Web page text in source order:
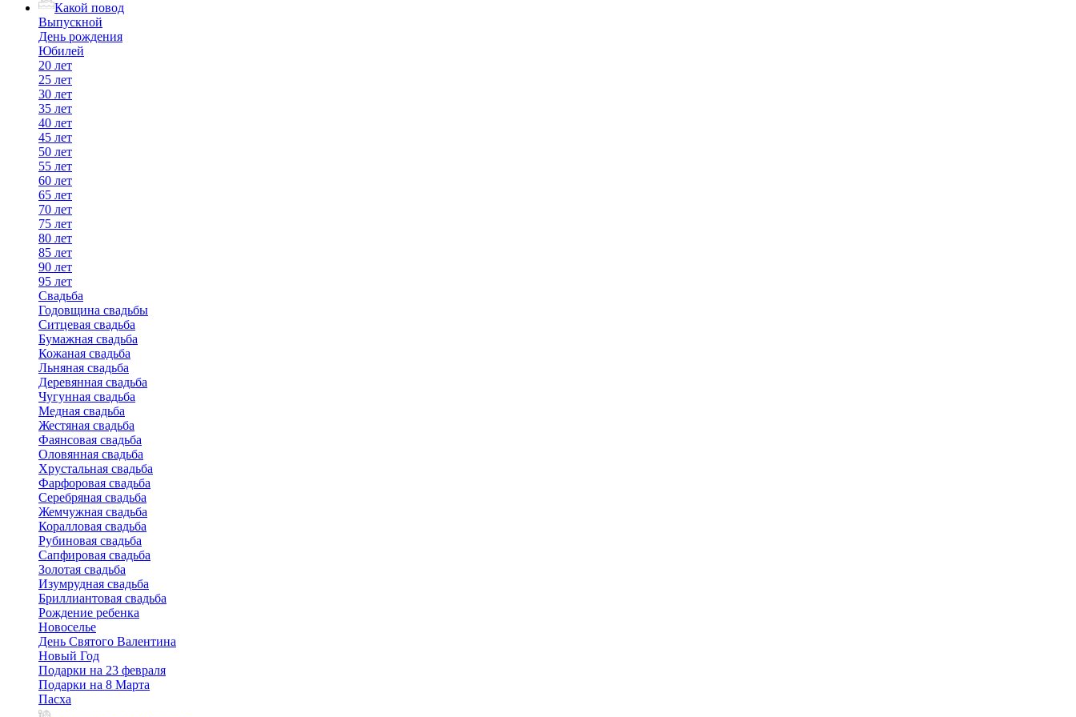
Какой повод
Выпускной
День рождения
Юбилей
20 лет
25 лет
30 лет
35 лет
40 лет
45 лет
50 лет
55 лет
60 лет
65 лет
70 лет
75 лет
80 лет
85 лет
90 лет
95 лет
Свадьба
Годовщина свадьбы
Ситцевая свадьба
Бумажная свадьба
Кожаная свадьба
Льняная свадьба
Деревянная свадьба
Чугунная свадьба
Медная свадьба
Жестяная свадьба
Фаянсовая свадьба
Оловянная свадьба
Хрустальная свадьба
Фарфоровая свадьба
Серебряная свадьба
Жемчужная свадьба
Коралловая свадьба
Рубиновая свадьба
Сапфировая свадьба
Золотая свадьба
Изумрудная свадьба
Бриллиантовая свадьба
Рождение ребенка
Новоселье
День Святого Валентина
Новый Год
Подарки на 23 февраля
Подарки на 8 Марта
Пасха